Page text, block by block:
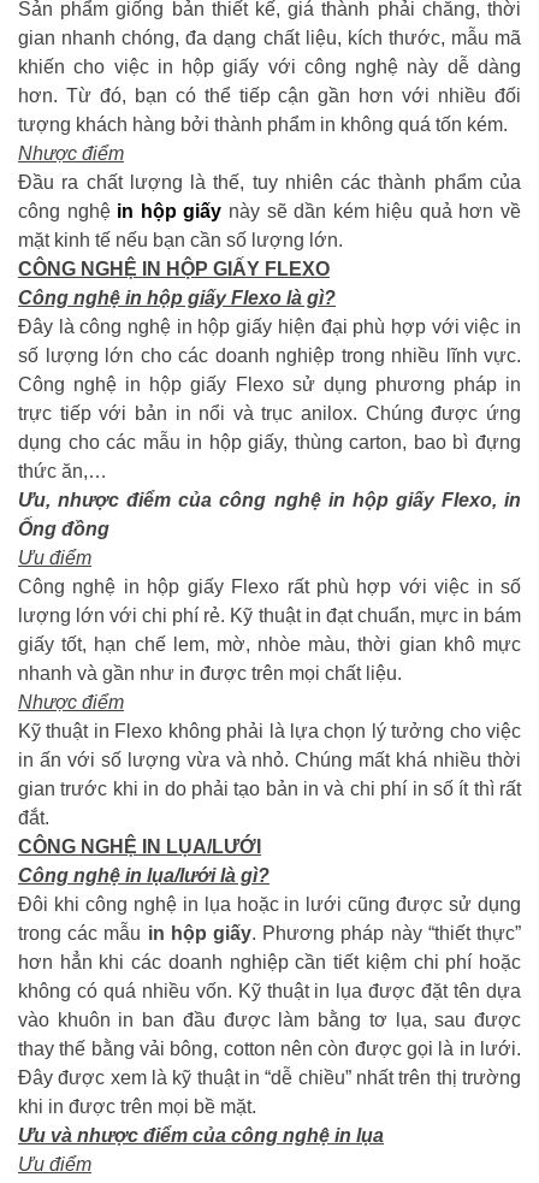
Sản phẩm giống bản thiết kế, giá thành phải chăng, thời
gian nhanh chóng, đa dạng chất liệu, kích thước, mẫu mã
khiến cho việc in hộp giấy với công nghệ này dễ dàng
hơn. Từ đó, bạn có thể tiếp cận gần hơn với nhiều đối
tượng khách hàng bởi thành phẩm in không quá tốn kém.
Nhược điểm
Đầu ra chất lượng là thế, tuy nhiên các thành phẩm của
công nghệ in hộp giấy này sẽ dần kém hiệu quả hơn về
mặt kinh tế nếu bạn cần số lượng lớn.
CÔNG NGHỆ IN HỘP GIẤY FLEXO
Công nghệ in hộp giấy Flexo là gì?
Đây là công nghệ in hộp giấy hiện đại phù hợp với việc in
số lượng lớn cho các doanh nghiệp trong nhiều lĩnh vực.
Công nghệ in hộp giấy Flexo sử dụng phương pháp in
trực tiếp với bản in nổi và trục anilox. Chúng được ứng
dụng cho các mẫu in hộp giấy, thùng carton, bao bì đựng
thức ăn,…
Ưu, nhược điểm của công nghệ in hộp giấy Flexo, in
Ống đồng
Ưu điểm
Công nghệ in hộp giấy Flexo rất phù hợp với việc in số
lượng lớn với chi phí rẻ. Kỹ thuật in đạt chuẩn, mực in bám
giấy tốt, hạn chế lem, mờ, nhòe màu, thời gian khô mực
nhanh và gần như in được trên mọi chất liệu.
Nhược điểm
Kỹ thuật in Flexo không phải là lựa chọn lý tưởng cho việc
in ấn với số lượng vừa và nhỏ. Chúng mất khá nhiều thời
gian trước khi in do phải tạo bản in và chi phí in số ít thì rất
đắt.
CÔNG NGHỆ IN LỤA/LƯỚI
Công nghệ in lụa/lưới là gì?
Đôi khi công nghệ in lụa hoặc in lưới cũng được sử dụng
trong các mẫu in hộp giấy. Phương pháp này “thiết thực”
hơn hẳn khi các doanh nghiệp cần tiết kiệm chi phí hoặc
không có quá nhiều vốn. Kỹ thuật in lụa được đặt tên dựa
vào khuôn in ban đầu được làm bằng tơ lụa, sau được
thay thế bằng vải bông, cotton nên còn được gọi là in lưới.
Đây được xem là kỹ thuật in “dễ chiều” nhất trên thị trường
khi in được trên mọi bề mặt.
Ưu và nhược điểm của công nghệ in lụa
Ưu điểm